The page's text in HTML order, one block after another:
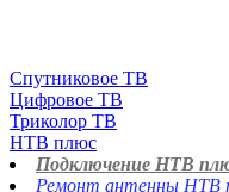
Спутниковое ТВ
Цифровое ТВ
Триколор ТВ
НТВ плюс
Подключение НТВ
Ремонт антенны НТВ